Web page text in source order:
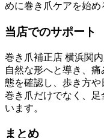
めに巻き爪ケアを始め
当店でのサポート
巻き爪補正店 横浜関
自然な形へと導き、
態を確認し、歩き方や
巻き爪だけでなく、
います。
まとめ